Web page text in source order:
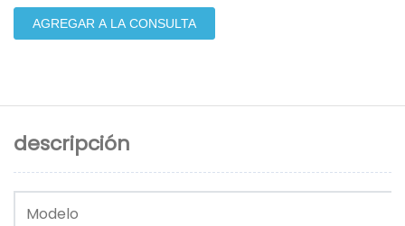
AGREGAR A LA CONSULTA
descripción
Modelo